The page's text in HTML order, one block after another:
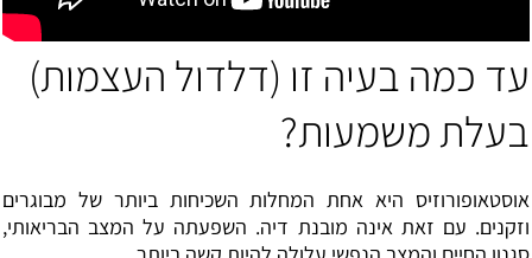
עד כמה בעיה זו (דלדול העצמות)
בעלת משמעות?
אוסטאופורוזיס היא אחת המחלות השכיחות ביותר של מבוגרים
וזקנים. עם זאת אינה מובנת דיה. השפעתה על המצב הבריאותי,